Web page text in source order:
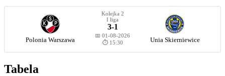
Polonia Warszawa
Kolejka 2
I liga
3-1
📅 01-08-2026
⏱️ 15:30
Unia Skierniewice
Tabela